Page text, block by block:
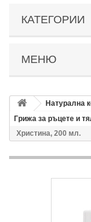
КАТЕГОРИИ
МЕНЮ
Натурална
Грижа за ръцете и
Христина, 200 мл.